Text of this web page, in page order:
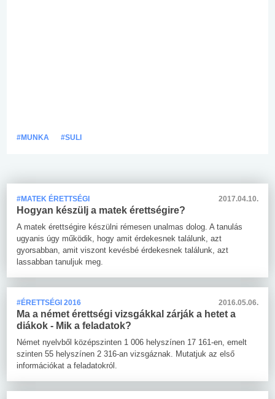
#MUNKA #SULI
#MATEK ÉRETTSÉGI 2017.04.10.
Hogyan készülj a matek érettségire?
A matek érettségire készülni rémesen unalmas dolog. A tanulás
ugyanis úgy működik, hogy amit érdekesnek találunk, azt
gyorsabban, amit viszont kevésbé érdekesnek találunk, azt
lassabban tanuljuk meg.
#ÉRETTSÉGI 2016 2016.05.06.
Ma a német érettségi vizsgákkal zárják a hetet a
diákok - Mik a feladatok?
Német nyelvből középszinten 1 006 helyszínen 17 161-en, emelt
szinten 55 helyszínen 2 316-an vizsgáznak. Mutatjuk az első
információkat a feladatokról.